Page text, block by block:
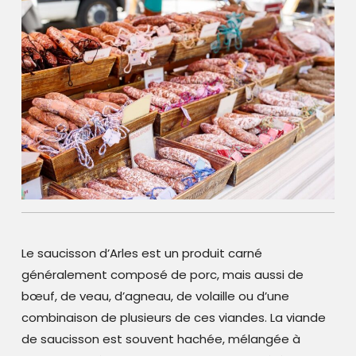
Le saucisson d’Arles est un produit carné
généralement composé de porc, mais aussi de
bœuf, de veau, d’agneau, de volaille ou d’une
combinaison de plusieurs de ces viandes. La viande
de saucisson est souvent hachée, mélangée à